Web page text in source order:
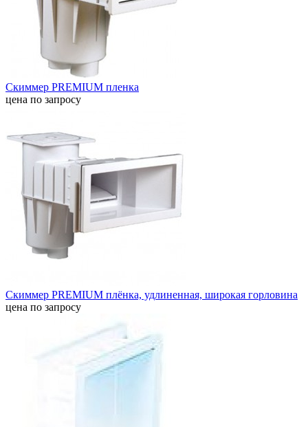
Скиммер PREMIUM пленка
цена по запросу
Скиммер PREMIUM плёнка, удлиненная, широкая горловина
цена по запросу